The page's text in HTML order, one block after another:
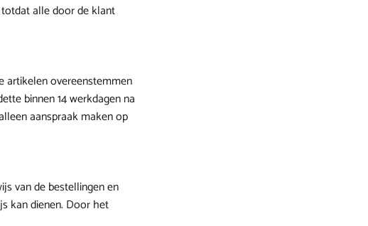
alle door de klant
artikelen overeenstemmen
binnen 14 werkdagen na
aanspraak maken op
van de bestellingen en
kan dienen. Door het